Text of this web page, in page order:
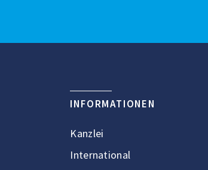
INFORMATIONEN
Kanzlei
International